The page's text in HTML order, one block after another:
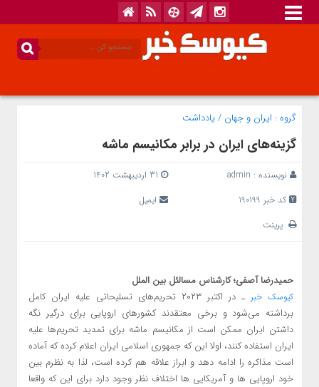
گروه : ایران و جهان /یادداشت
گزینه‌های ایران در برابر مکانیسم ماشه
نویسنده : admin
کد خبر 190199
ایمیل
پرینت
حمیدرضا آصفی؛ کارشناس مسالئل بین الملل
کیوسک خبر
ـ در اکتبر ۲۰۲۳ تحریم‌های تسلیحاتی علیه ایران کامل
برداشته می‌شود و برخی معتقدند کشورهای اروپایی برای درگیر نگه
داشتن ایران ممکن است از مکانیسم ماشه برای تمدید تحریم‌ها علیه
ایران استفاده کنند، اولا این که جمهوری اسلامی ایران اعلام کرده که آماده
است مذاکره را ادامه دهد و ابراز علاقه هم کرده است، لذا به نظرم بین
خود اروپایی ها و آمریکایی ها اختلاف نظر وجود دارد برای این که واقعا